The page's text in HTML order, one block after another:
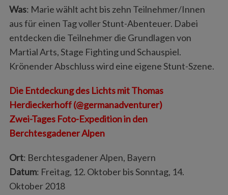
Was: Marie wählt acht bis zehn Teilnehmer/Innen
aus für einen Tag voller Stunt-Abenteuer. Dabei
entdecken die Teilnehmer die Grundlagen von
Martial Arts, Stage Fighting und Schauspiel.
Krönender Abschluss wird eine eigene Stunt-Szene.
Die Entdeckung des Lichts mit Thomas
Herdieckerhoff (@germanadventurer)
Zwei-Tages Foto-Expedition in den
Berchtesgadener Alpen
Ort: Berchtesgadener Alpen, Bayern
Datum: Freitag, 12. Oktober bis Sonntag, 14.
Oktober 2018